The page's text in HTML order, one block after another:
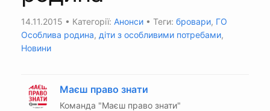
14.11.2015 • Категорії: Анонси • Теги: бровари, ГО
Особлива родина, діти з особливими потребами,
Новини
Маєш право знати
Команда "Маєш право знати"